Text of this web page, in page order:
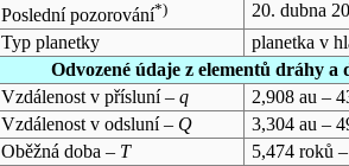
Poslední pozorování*)
20. dubna
Typ planetky
planetka v
Odvozené údaje z elementů dráhy a
Vzdálenost v přísluní – q
2,908 au –
Vzdálenost v odsluní – Q
3,304 au –
Oběžná doba – T
5,474 roků